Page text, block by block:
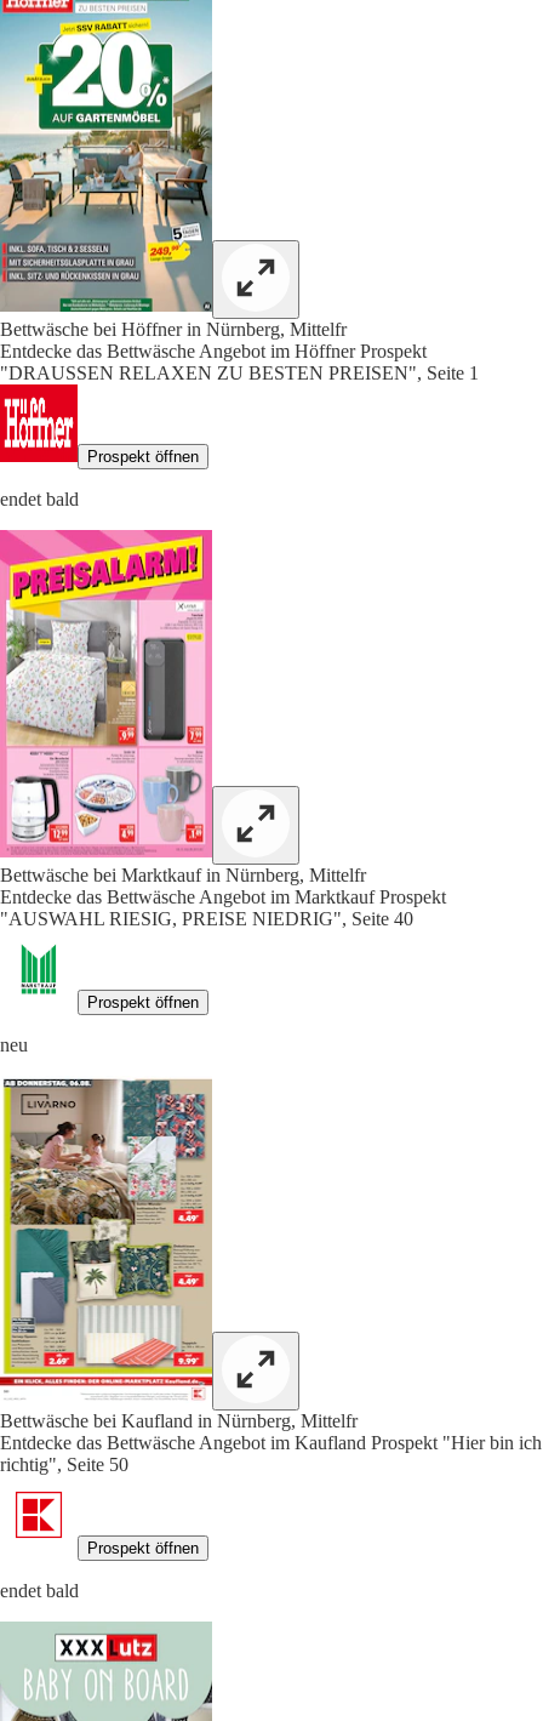
Bettwäsche bei Höffner in Nürnberg, Mittelfr
Entdecke das Bettwäsche Angebot im Höffner Prospekt
"DRAUSSEN RELAXEN ZU BESTEN PREISEN", Seite 1
Prospekt öffnen
endet bald
Bettwäsche bei Marktkauf in Nürnberg, Mittelfr
Entdecke das Bettwäsche Angebot im Marktkauf Prospekt
"AUSWAHL RIESIG, PREISE NIEDRIG", Seite 40
Prospekt öffnen
neu
Bettwäsche bei Kaufland in Nürnberg, Mittelfr
Entdecke das Bettwäsche Angebot im Kaufland Prospekt "Hier bin ich
richtig", Seite 50
Prospekt öffnen
endet bald